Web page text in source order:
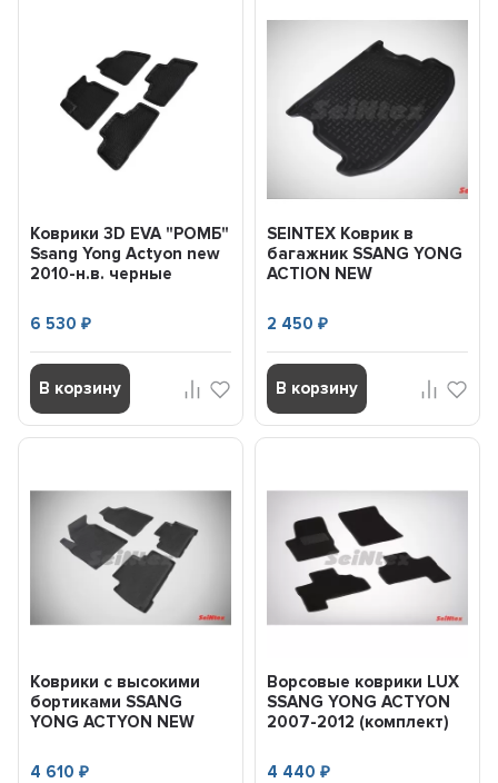
Коврики 3D EVA "РОМБ"
Ssang Yong Actyon new
2010-н.в. черные
6 530₽
В корзину
SEINTEX Коврик в
багажник SSANG YONG
ACTION NEW
(шт) (201...
2 450 ₽
В корзину
Коврики с высокими
бортиками SSANG
YONG ACTYON NEW
SEINTEX 8...
4 610₽
Ворсовые коврики LUX
SSANG YONG ACTYON
2007-2012 (комплект)
4 440 ₽